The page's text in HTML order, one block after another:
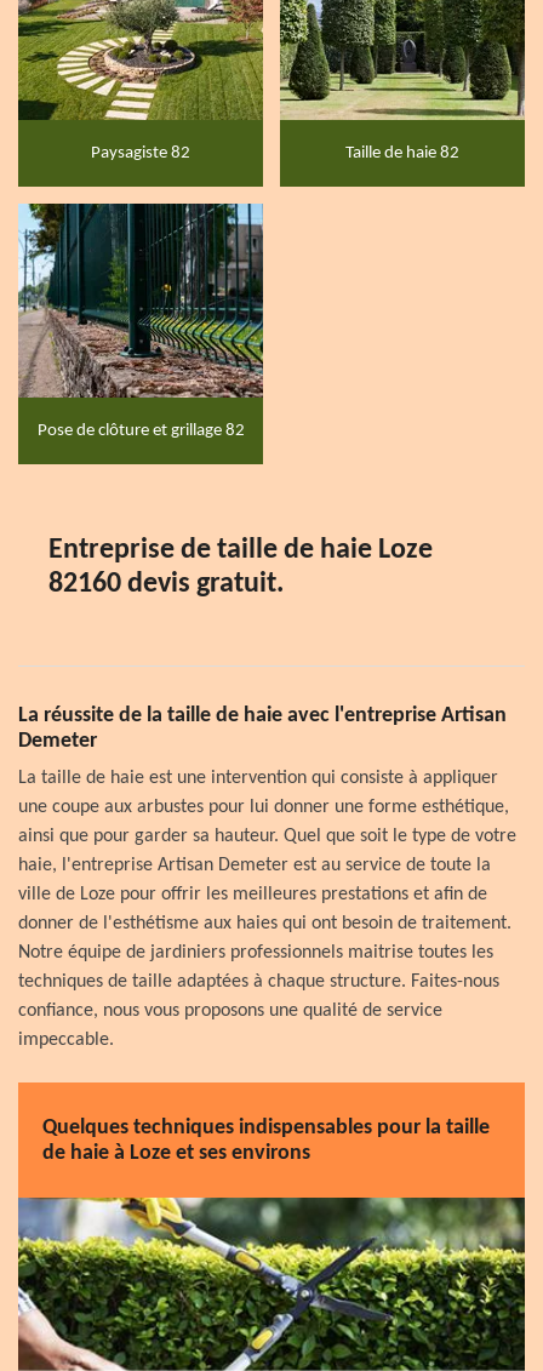
Paysagiste 82 Taille de haie 82
Pose de clôture et grillage 82
Entreprise de taille de haie Loze
82160 devis gratuit.
La réussite de la taille de haie avec l'entreprise Artisan
Demeter
La taille de haie est une intervention qui consiste à appliquer
une coupe aux arbustes pour lui donner une forme esthétique,
ainsi que pour garder sa hauteur. Quel que soit le type de votre
haie, l'entreprise Artisan Demeter est au service de toute la
ville de Loze pour offrir les meilleures prestations et afin de
donner de l'esthétisme aux haies qui ont besoin de traitement.
Notre équipe de jardiniers professionnels maitrise toutes les
techniques de taille adaptées à chaque structure. Faites-nous
confiance, nous vous proposons une qualité de service
impeccable.
Quelques techniques indispensables pour la taille
de haie à Loze et ses environs